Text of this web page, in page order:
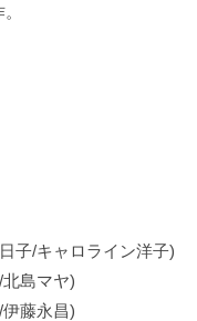
子/キャロライン洋子)
島マヤ)
藤永昌)